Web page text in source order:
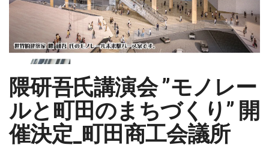
隈研吾氏講演会 ”モノレー
ルと町田のまちづくり” 開
催決定_町田商工会議所